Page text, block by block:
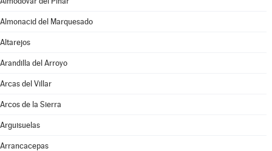
Almonacid del Marquesado
Altarejos
Arandilla del Arroyo
Arcas del Villar
Arcos de la Sierra
Arguisuelas
Arrancacepas